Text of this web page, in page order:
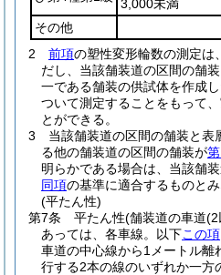
3,000未満
その他
2
前項の塑性変形輪数の測定は
だし、当該舗装道の区間の舗
一である舗装の供試体を作成
ついて測定することをもって
とができる。
3
当該舗装道の区間の舗装と表
る他の舗装道の区間の舗装が
明らかである場合は、当該舗
同項の基準に適合するものとみ
(平たん性)
第7条
平たん性(舗装道の車道(2
あっては、各車線。以下この項
車道の中心線から1メートル離
行する2本の線のいずれか一方